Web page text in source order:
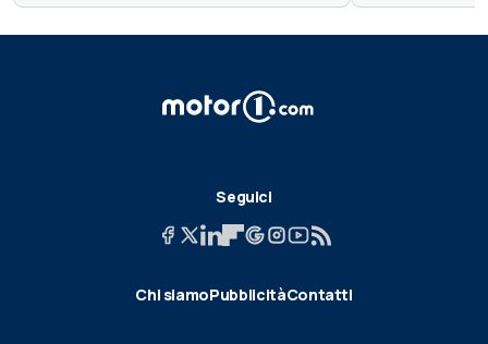
Seguici
Chi siamoPubblicitàContatti